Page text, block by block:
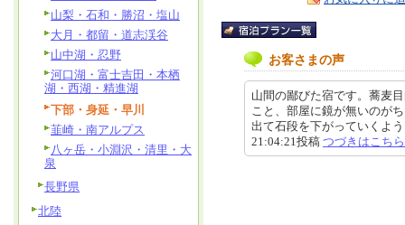
お客さまの声
山間の鄙びた宿です。蕎麦
こと、部屋に鏡が無いのが
出て石段を下がっていくよ
21:04:21投稿 つづきはこちら
山梨・石和・勝沼・塩山
大月・都留・道志渓谷
山中湖・忍野
河口湖・富士吉田・本栖
湖・西湖・精進湖
下部・身延・早川
韮崎・南アルプス
八ヶ岳・小淵沢・清里・大
泉
長野県
北陸